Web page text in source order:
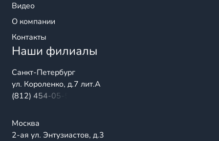
Видео
О компании
Контакты
Наши филиалы
Санкт-Петербург
ул. Короленко, д.7 лит.А
(812) 454-05-54
Москва
2-ая ул. Энтузиастов, д.3